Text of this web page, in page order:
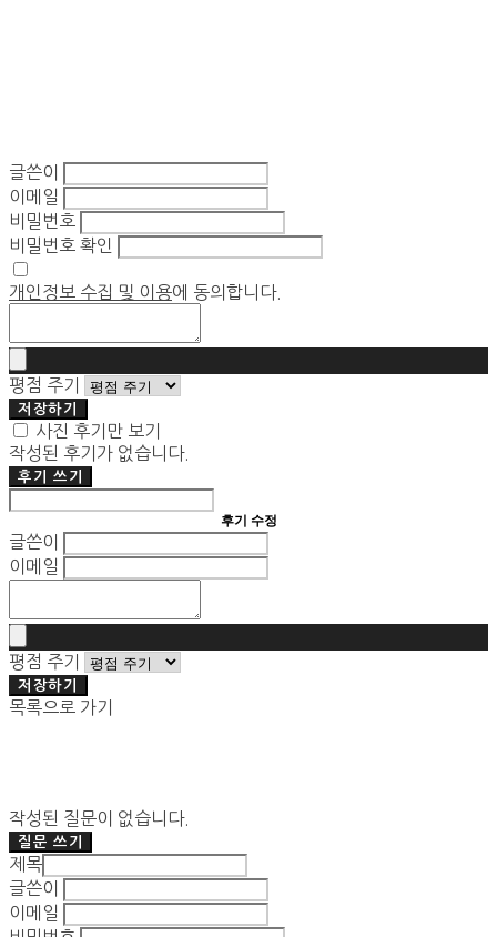
글쓴이
이메일
비밀번호
비밀번호 확인
개인정보 수집 및 이용에 동의합니다.
평점 주기
저장하기
사진 후기만 보기
작성된 후기가 없습니다.
후기 쓰기
후기 수정
글쓴이
이메일
평점 주기
저장하기
목록으로 가기
작성된 질문이 없습니다.
질문 쓰기
제목
글쓴이
이메일